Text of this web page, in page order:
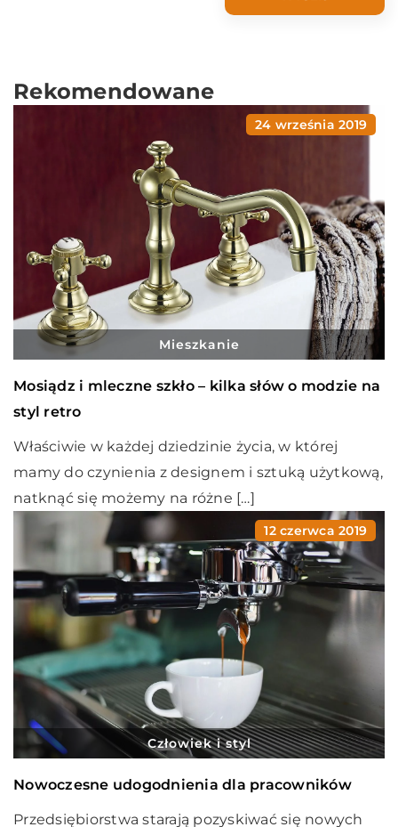
Rekomendowane
24 września 2019
Mieszkanie
Mosiądz i mleczne szkło – kilka słów o modzie na
styl retro
Właściwie w każdej dziedzinie życia, w której
mamy do czynienia z designem i sztuką użytkową,
natknąć się możemy na różne […]
12 czerwca 2019
Człowiek i styl
Nowoczesne udogodnienia dla pracowników
Przedsiębiorstwa starają pozyskiwać się nowych